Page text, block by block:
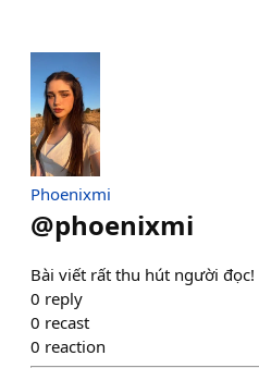
Phoenixmi
@phoenixmi
Bài viết rất thu hút người
0 reply
0 recast
0 reaction